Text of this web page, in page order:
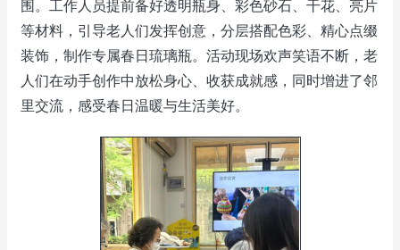
围。工作人员提前备好透明瓶身、彩色砂石、干花、亮片
等材料，引导老人们发挥创意，分层搭配色彩、精心点缀
装饰，制作专属春日琉璃瓶。活动现场欢声笑语不断，老
人们在动手创作中放松身心、收获成就感，同时增进了邻
里交流，感受春日温暖与生活美好。